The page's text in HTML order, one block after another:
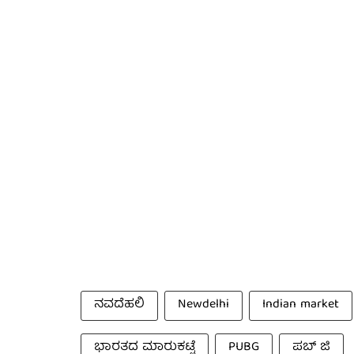
ನವದೆಹಲಿ Newdelhi Indian market
ಭಾರತದ ಮಾರುಕಟ್ಟೆ
PUBG ಪಬ್ ಜಿ